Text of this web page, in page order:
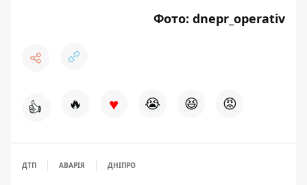
Фото: dnepr_operativ
👍 🔥 ♥ 😭 😆 😡
ДТП АВАРІЯ ДНІПРО